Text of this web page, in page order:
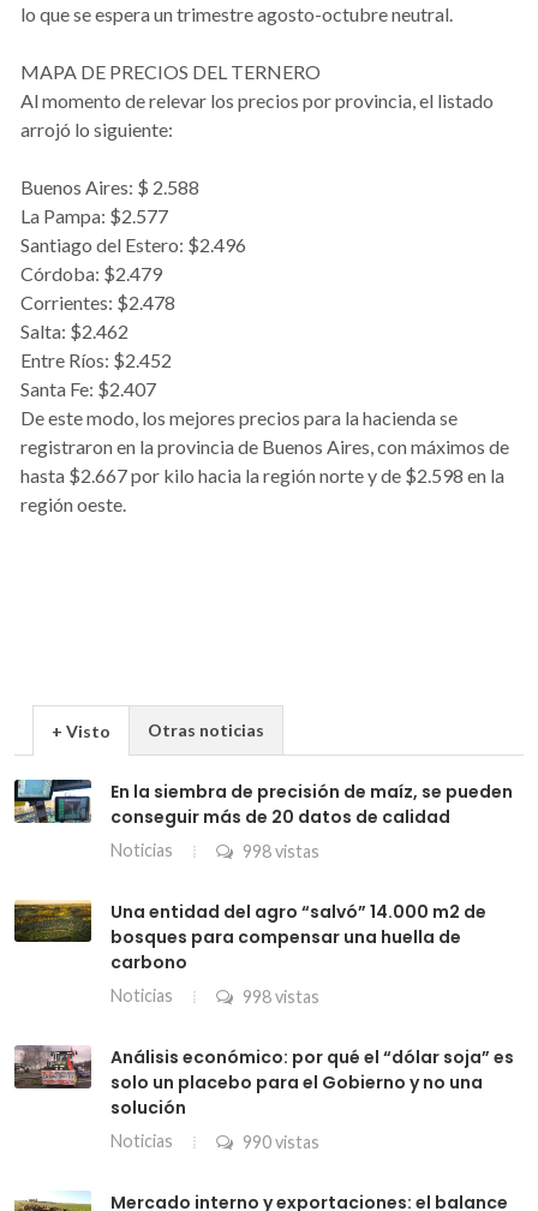
lo que se espera un trimestre agosto-octubre neutral.
MAPA DE PRECIOS DEL TERNERO
Al momento de relevar los precios por provincia, el listado
arrojó lo siguiente:
Buenos Aires: $ 2.588
La Pampa: $2.577
Santiago del Estero: $2.496
Córdoba: $2.479
Corrientes: $2.478
Salta: $2.462
Entre Ríos: $2.452
Santa Fe: $2.407
De este modo, los mejores precios para la hacienda se
registraron en la provincia de Buenos Aires, con máximos de
hasta $2.667 por kilo hacia la región norte y de $2.598 en la
región oeste.
+ Visto Otras noticias
En la siembra de precisión de maíz, se pueden
conseguir más de 20 datos de calidad
Noticias 998 vistas
Una entidad del agro “salvó” 14.000 m2 de
bosques para compensar una huella de
carbono
Noticias 998 vistas
Análisis económico: por qué el “dólar soja” es
solo un placebo para el Gobierno y no una
solución
Noticias 990 vistas
Mercado interno y exportaciones: el balance